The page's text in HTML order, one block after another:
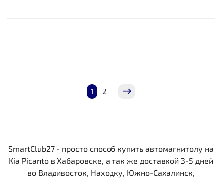
1 2
SmartClub27 - просто способ купить автомагнитолу на
Kia Picanto в Хабаровске, а так же доставкой 3-5 дней
во Владивосток, Находку, Южно-Сахалинск,